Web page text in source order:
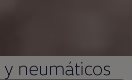
y neumáticos